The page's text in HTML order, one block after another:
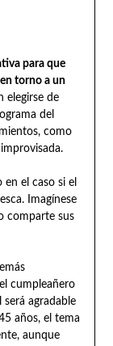
para que
torno a un
elegirse de
del
como
el caso si el
Imagínese
comparte sus
cumpleañero
agradable
años, el tema
aunque